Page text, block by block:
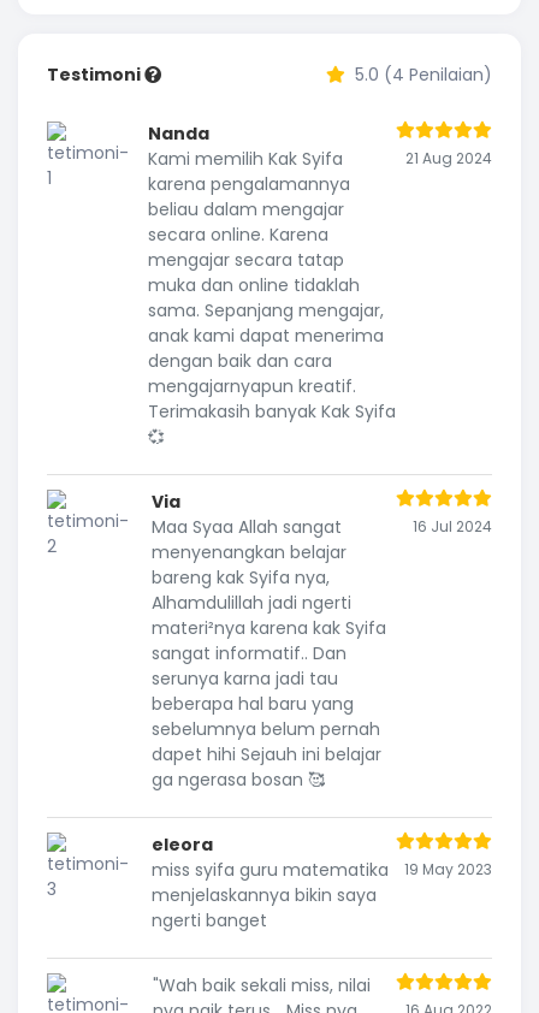
Testimoni 5.0 (4 Penilaian)
Nanda
Kami memilih Kak Syifa
karena pengalamannya
beliau dalam mengajar
secara online. Karena
mengajar secara tatap
muka dan online tidaklah
sama. Sepanjang mengajar,
anak kami dapat menerima
dengan baik dan cara
mengajarnyapun kreatif.
Terimakasih banyak Kak Syifa
💞
21 Aug 2024
Via
Maa Syaa Allah sangat
menyenangkan belajar
bareng kak Syifa nya,
Alhamdulillah jadi ngerti
materi²nya karena kak Syifa
sangat informatif.. Dan
serunya karna jadi tau
beberapa hal baru yang
sebelumnya belum pernah
dapet hihi Sejauh ini belajar
ga ngerasa bosan 🥰
16 Jul 2024
eleora
miss syifa guru matematika
menjelaskannya bikin saya
ngerti banget
19 May 2023
"Wah baik sekali miss, nilai